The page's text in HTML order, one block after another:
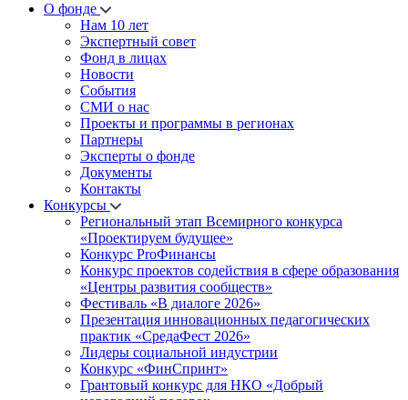
О фонде
Нам 10 лет
Экспертный совет
Фонд в лицах
Новости
События
СМИ о нас
Проекты и программы в регионах
Партнеры
Эксперты о фонде
Документы
Контакты
Конкурсы
Региональный этап Всемирного конкурса
«Проектируем будущее»
Конкурс ProФинансы
Конкурс проектов содействия в сфере образования
«Центры развития сообществ»
Фестиваль «В диалоге 2026»
Презентация инновационных педагогических
практик «СредаФест 2026»
Лидеры социальной индустрии
Конкурс «ФинСпринт»
Грантовый конкурс для НКО «Добрый